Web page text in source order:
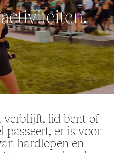
verblijft, lid bent of
passeert, er is voor
hardlopen en